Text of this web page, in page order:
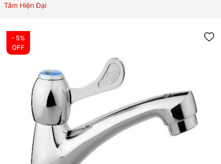
Tắm Hiện Đại
- 5%
OFF